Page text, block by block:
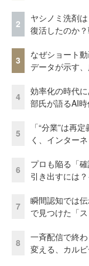
2
ヤシノミ洗剤
復活したのか
3
なぜショート
データが示す
4
効率化の時代
部氏が語るAI
5
「“分業”は再
く、インター
6
プロも陥る「
引き出すには
7
瞬間認知では
で見つけた「
8
一斉配信で終
変える、カル